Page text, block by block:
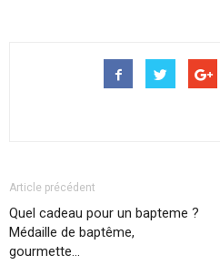
Article précédent
Quel cadeau pour un bapteme ?
Médaille de baptême,
gourmette…